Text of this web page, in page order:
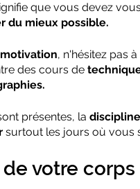
que vous devez
du mieux possible.
motivation, n'hésitez pas à
des cours de
présentes, la discipline
surtout les jours où vous
de votre